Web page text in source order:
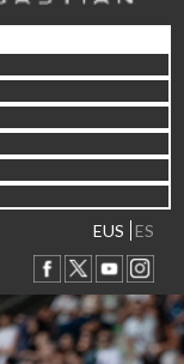
EUS ES
15a / 15 de
23a / 23 de
30a / 30 de
6a / 6 de
13a / 13 de
30a / 30 de